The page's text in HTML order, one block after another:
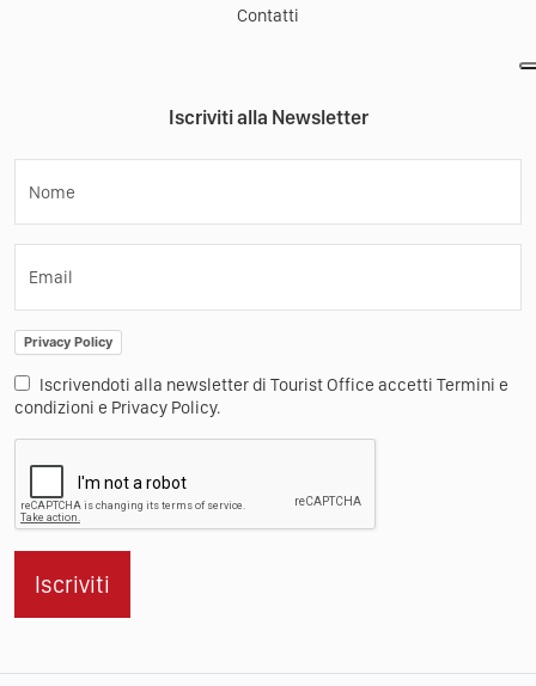
Contatti
Iscriviti alla Newsletter
Nome
Email
Privacy Policy
Iscrivendoti alla newsletter di Tourist Office accetti Termini e
condizioni e Privacy Policy.
Iscriviti